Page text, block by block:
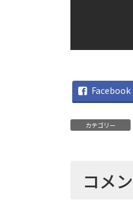
Facebook
カテゴリー
コメ